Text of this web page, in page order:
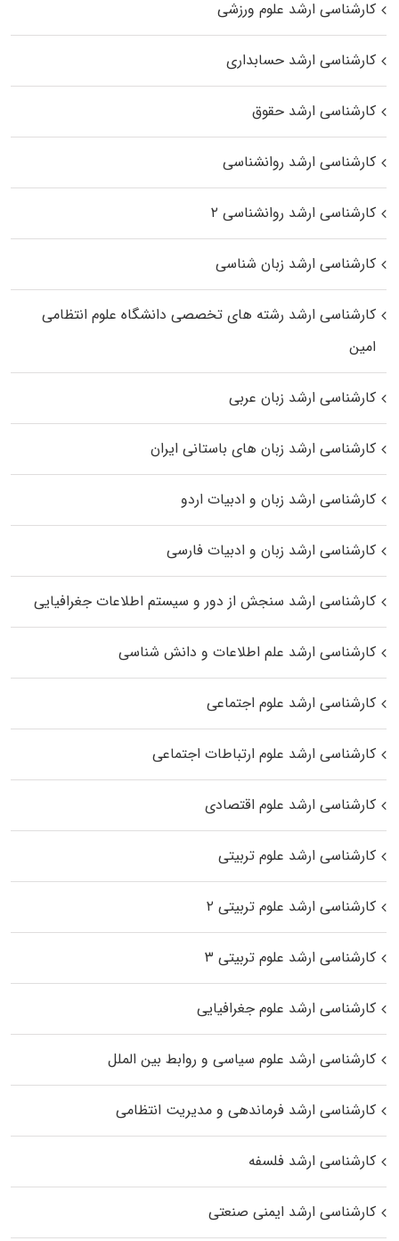
کارشناسی ارشد علوم ورزشی
کارشناسی ارشد حسابداری
کارشناسی ارشد حقوق
کارشناسی ارشد روانشناسی
کارشناسی ارشد روانشناسی ۲
کارشناسی ارشد زبان شناسی
کارشناسی ارشد رﺷﺘﻪ ﻫﺎی تخصصی داﻧﺸﮕﺎه ﻋﻠﻮم انتظامی
اﻣﻴﻦ
کارشناسی ارشد زبان عربی
کارشناسی ارشد زبان‌ های باستانی ایران
کارشناسی ارشد زبان و ادبیات اردو
کارشناسی ارشد زبان و ادبیات فارسی
کارشناسی ارشد سنجش از دور و سیستم اطلاعات جغرافیایی
کارشناسی ارشد علم اطلاعات و دانش شناسی
کارشناسی ارشد علوم اجتماعی
کارشناسی ارشد علوم ارتباطات اجتماعی
کارشناسی ارشد علوم اقتصادی
کارشناسی ارشد علوم تربیتی
کارشناسی ارشد علوم تربیتی ۲
کارشناسی ارشد علوم تربیتی ۳
کارشناسی ارشد علوم جغرافیایی
کارشناسی ارشد علوم سیاسی و روابط بین الملل
کارشناسی ارشد فرماندهی و مدیریت انتظامی
کارشناسی ارشد فلسفه
کارشناسی ارشد ایمنی صنعتی